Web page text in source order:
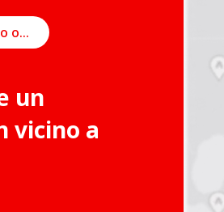
Pianifica un incontro online
un
vicino a